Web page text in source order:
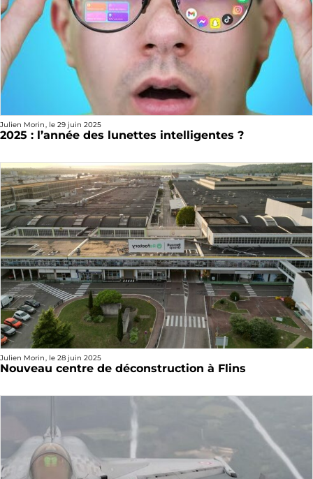
Julien Morin, le 29 juin 2025
2025 : l’année des lunettes intelligentes ?
Julien Morin, le 28 juin 2025
Nouveau centre de déconstruction à Flins